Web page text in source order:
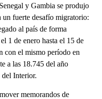
y Gambia se produjo
un fuerte desafío migratorio:
al país de forma
1 de enero hasta el 15 de
con el mismo período en
a las 18.745 del año
del Interior.
memorandos de